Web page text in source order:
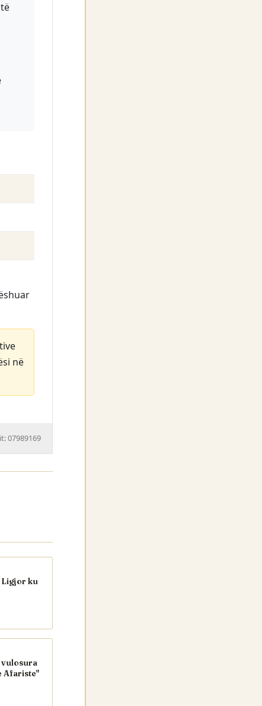
në
07989169
Ligjor ku
vulosura
Afariste"